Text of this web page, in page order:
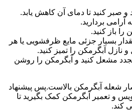
صبر کنید تا دمای آن کاهش یابد.
بردارید.
باز کنید.
بسیار جزئی مایع ظرفشویی یا هر
نازل آبگرمکن را تمیز کنید.
مشعل کنید و آبگرمکن را روشن
شعله آبگرمکن بالاست.پس پیشنهاد
و تعمیر آبگرمکن کمک بگیرید تا
کند.